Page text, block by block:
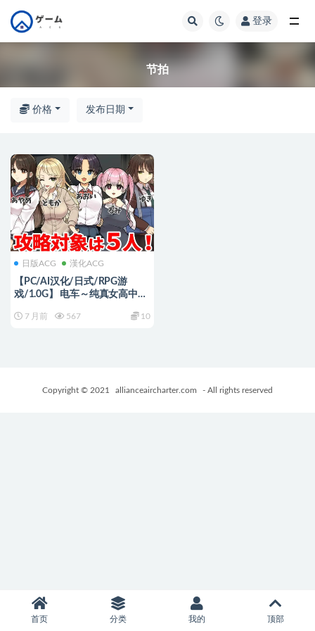
登录
节拍
价格 发布日期
日版ACG 漢化ACG
【PC/AI汉化/日式/RPG游
戏/1.0G】 电车～纯真女高中生
+日式RPG游戏+1.0G
7 月前 567 10
Copyright © 2021 allianceaircharter.com - All rights reserved
首页 分类 我的 顶部